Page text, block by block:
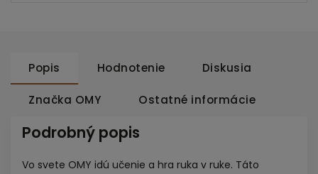
Popis Hodnotenie Diskusia
Značka OMY Ostatné informácie
Podrobný popis
Vo svete OMY idú učenie a hra ruka v ruke. Táto